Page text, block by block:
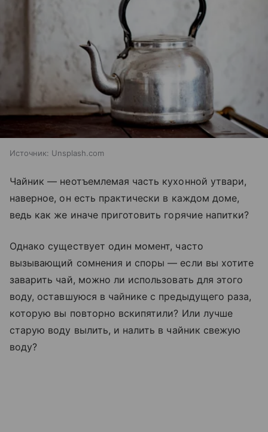
Источник: Unsplash.com
Чайник — неотъемлемая часть кухонной утвари,
наверное, он есть практически в каждом доме,
ведь как же иначе приготовить горячие напитки?
Однако существует один момент, часто
вызывающий сомнения и споры — если вы хотите
заварить чай, можно ли использовать для этого
воду, оставшуюся в чайнике с предыдущего раза,
которую вы повторно вскипятили? Или лучше
старую воду вылить, и налить в чайник свежую
воду?